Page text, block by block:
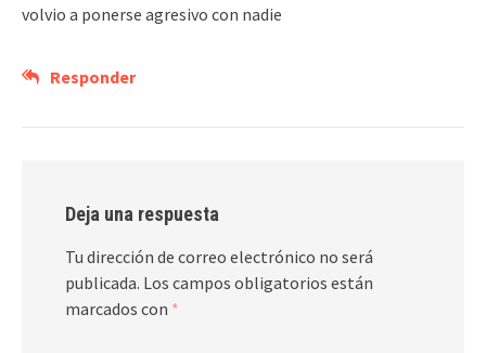
volvio a ponerse agresivo con nadie
Responder
Deja una respuesta
Tu dirección de correo electrónico no será
publicada. Los campos obligatorios están
marcados con *